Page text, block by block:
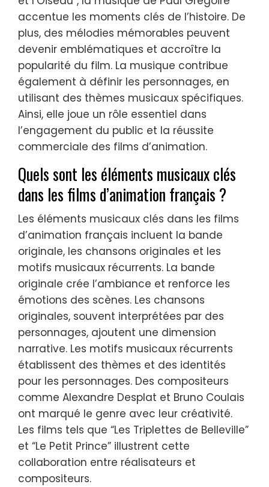
accentue les moments clés de l’histoire. De
plus, des mélodies mémorables peuvent
devenir emblématiques et accroître la
popularité du film. La musique contribue
également à définir les personnages, en
utilisant des thèmes musicaux spécifiques.
Ainsi, elle joue un rôle essentiel dans
l’engagement du public et la réussite
commerciale des films d’animation.
Quels sont les éléments musicaux clés
dans les films d’animation français ?
Les éléments musicaux clés dans les films
d’animation français incluent la bande
originale, les chansons originales et les
motifs musicaux récurrents. La bande
originale crée l’ambiance et renforce les
émotions des scènes. Les chansons
originales, souvent interprétées par des
personnages, ajoutent une dimension
narrative. Les motifs musicaux récurrents
établissent des thèmes et des identités
pour les personnages. Des compositeurs
comme Alexandre Desplat et Bruno Coulais
ont marqué le genre avec leur créativité.
Les films tels que “Les Triplettes de Belleville”
et “Le Petit Prince” illustrent cette
collaboration entre réalisateurs et
compositeurs.